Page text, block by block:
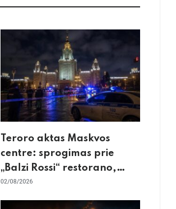
Teroro aktas Maskvos
centre: sprogimas prie
„Balzi Rossi“ restorano,
mirtininkės apgulė ir tikrieji
taikiniai
02/08/2026